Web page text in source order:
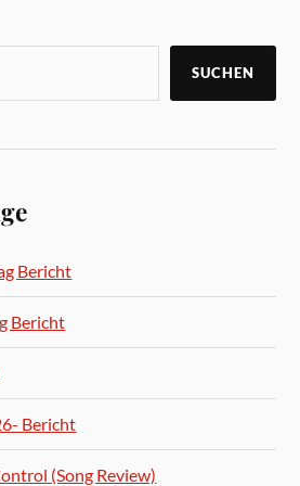
SUCHEN
Bericht
Bericht
Bericht
(Song Review)